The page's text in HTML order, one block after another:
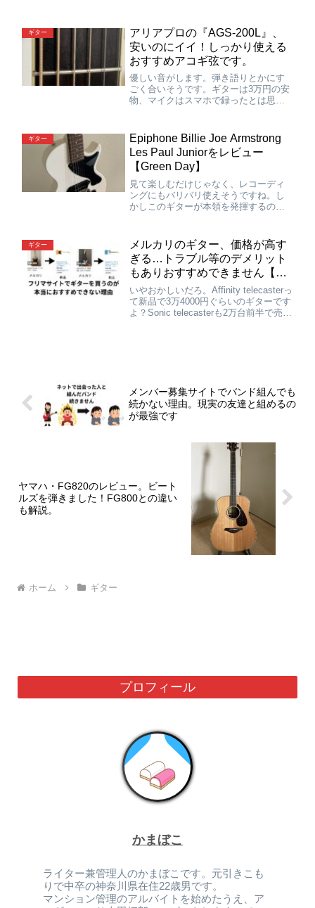
ンドを加えましょう。マーシャルアン
プが使えない場合でもBD-2やTS-9で歪
ま…
ギター
アリアプロの『AGS-200L』、
安いのにイイ！しっかり使える
おすすめアコギ弦です。
優しい音がします。弾き語りとかにす
ごく合いそうです。ギターは3万円の安
物、マイクはスマホで録ったとは思え
あ音に関する良し悪しは個人の感性で
決まる部分もあると思いますが…僕は
かなり好きですねこの音。優しさとジ
ャラジャラ感の両方を持ち合わせてる
所が気に入…
ギター
Epiphone Billie Joe Armstrong
Les Paul Juniorをレビュー
【Green Day】
見て楽しむだけじゃなく、レコーディ
ングにもバリバリ使えそうですね。し
かしこのギターが本領を発揮するのは
下さい。JCM800と繋げばマジで良い音
出ます。まんまビリーの音です。
ギター
メルカリのギター、価格が高す
ぎる…トラブル等のデメリット
もありおすすめできません【フ
リマサイト】
いやおかしいだろ。Affinity telecasterっ
て新品で3万4000円ぐらいのギターです
よ？Sonic telecasterも2万台前半で売っ
メンバー募集サイトでバンド組んでも
続かない理由。現実の友達と組めるの
が最強です
ヤマハ・FG820のレビュー。ビート
ルズを弾きました！FG800との違い
も解説。
ホーム ギター
プロフィール
かまぼこ
ライター兼管理人のかまぼこです。元引きこも
りで中卒の神奈川県在住22歳男です。
マンション管理のアルバイトを始めたうえ、ア